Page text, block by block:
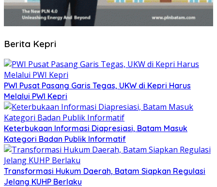
Berita Kepri
PWI Pusat Pasang Garis Tegas, UKW di Kepri Harus
Melalui PWI Kepri
Keterbukaan Informasi Diapresiasi, Batam Masuk
Kategori Badan Publik Informatif
Transformasi Hukum Daerah, Batam Siapkan Regulasi
Jelang KUHP Berlaku